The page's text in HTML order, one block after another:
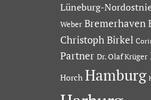
Lüneburg-
Weber Bremerhaven
Christoph Birkel
Partner Dr. Olaf Krüger
Horch Hamburg